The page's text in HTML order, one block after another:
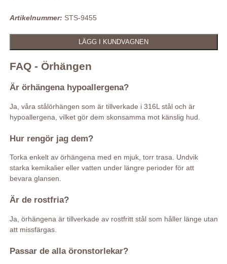
Artikelnummer: STS-9455
FAQ - Örhängen
Är örhängena hypoallergena?
Ja, våra stålörhängen som är tillverkade i 316L stål och är
hypoallergena, vilket gör dem skonsamma mot känslig hud.
Hur rengör jag dem?
Torka enkelt av örhängena med en mjuk, torr trasa. Undvik
starka kemikalier eller vatten under längre perioder för att
bevara glansen.
Är de rostfria?
Ja, örhängena är tillverkade av rostfritt stål som håller länge utan
att missfärgas.
Passar de alla öronstorlekar?